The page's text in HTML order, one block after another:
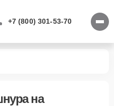
+7 (800) 301-53-70
на